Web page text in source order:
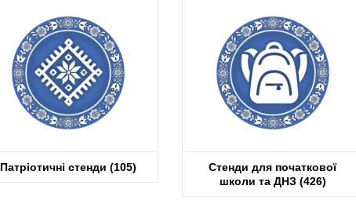
Патріотичні стенди (105)
Стенди для початкової
школи та ДНЗ (426)